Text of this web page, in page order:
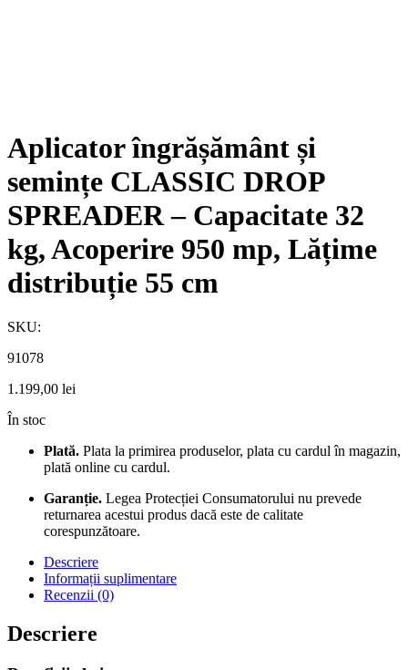
Aplicator îngrășământ și
semințe CLASSIC DROP
SPREADER – Capacitate 32
kg, Acoperire 950 mp, Lățime
distribuție 55 cm
SKU:
91078
1.199,00 lei
În stoc
Plată. Plata la primirea produselor, plata cu cardul în magazin,
plată online cu cardul.
Garanție. Legea Protecției Consumatorului nu prevede
returnarea acestui produs dacă este de calitate
corespunzătoare.
Descriere
Informații suplimentare
Recenzii (0)
Descriere